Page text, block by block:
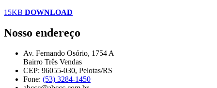
15KB DOWNLOAD
Nosso endereço
Av. Fernando Osório, 1754 A
Bairro Três Vendas
CEP: 96055-030, Pelotas/RS
Fone: (53) 3284-1450